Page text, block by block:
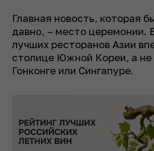
Главная новость, которая
давно, – место церемонии.
лучших ресторанов Азии
столице Южной Кореи, а не
Гонконге или Сингапуре.